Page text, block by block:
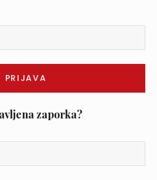
zaporka?